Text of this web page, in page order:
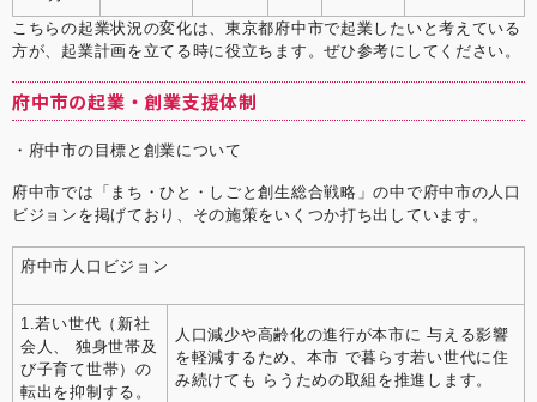
こちらの起業状況の変化は、東京都府中市で起業したいと考えている
方が、起業計画を立てる時に役立ちます。ぜひ参考にしてください。
府中市の起業・創業支援体制
・府中市の目標と創業について
府中市では「まち・ひと・しごと創⽣総合戦略」の中で府中市の人口
ビジョンを掲げており、その施策をいくつか打ち出しています。
府中市人口ビジョン
1.若い世代（新社
会⼈、 独⾝世帯及
び⼦育て世帯）の
転出を抑制する。
人口減少や高齢化の進行が本市に 与える影響
を軽減するため、本市 で暮らす若い世代に住
み続けても らうための取組を推進します。